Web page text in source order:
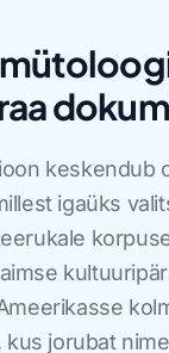
keskendub
igaüks
kus jorubat